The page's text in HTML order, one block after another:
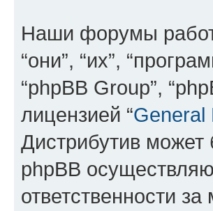
Наши форумы
“они”, “их”,
“phpBB Group”,
лицензией “General
Дистрибутив
phpBB
ответственности